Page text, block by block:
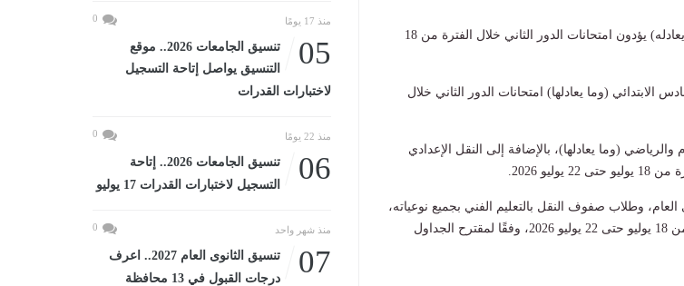
وأضافت أن طلاب الصف الثالث الابتدائي (وما يعادله) يؤدون امتحانات الدور الثاني خلال الفترة من 18
(وما يعادلها) امتحانات الدور الثاني خلال
(وما يعادلها)، بالإضافة إلى النقل الإعدادي
2026.
وطلاب صفوف النقل بالتعليم الفني بجميع نوعياته،
يؤدون امتحانات الدور الثاني أيضًا خلال الفترة من 18 يوليو حتى 22 يوليو 2026، وفقًا لمقترح الجداول
منذ 17 يومًا 0
05
تنسيق الجامعات 2026.. موقع
التنسيق يواصل إتاحة التسجيل
لاختبارات القدرات
منذ 22 يومًا 0
06
تنسيق الجامعات 2026.. إتاحة
التسجيل لاختبارات القدرات 17 يوليو
منذ شهر واحد 0
07
تنسيق الثانوى العام 2027.. اعرف
درجات القبول في 13 محافظة